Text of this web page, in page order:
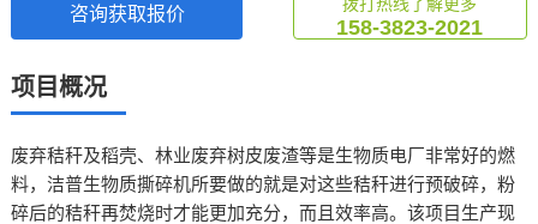
咨询获取报价
158-3823-2021
项目概况
废弃秸秆及稻壳、林业废弃树皮废渣等是生物质电厂非常好的燃
料，洁普生物质撕碎机所要做的就是对这些秸秆进行预破碎，粉
碎后的秸秆再焚烧时才能更加充分，而且效率高。该项目生产现